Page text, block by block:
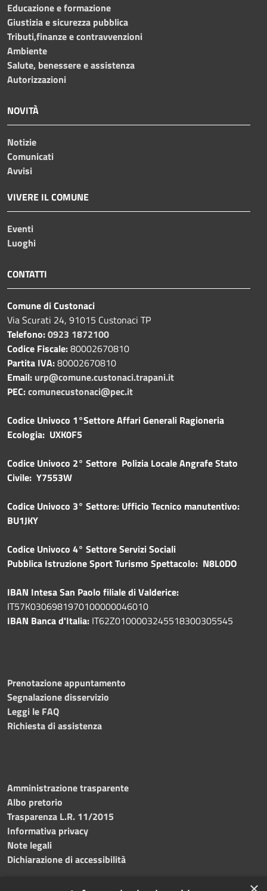
Educazione e formazione
Giustizia e sicurezza pubblica
Tributi,finanze e contravvenzioni
Ambiente
Salute, benessere e assistenza
Autorizzazioni
NOVITÀ
Notizie
Comunicati
Avvisi
VIVERE IL COMUNE
Eventi
Luoghi
CONTATTI
Comune di Custonaci
Via Scurati 24, 91015 Custonaci TP
Telefono:0923 1872100
Codice Fiscale:80002670810
Partita IVA:80002670810
Email: urp@comune.custonaci.trapani.it
PEC:comunecustonaci@pec.it
Codice Univoco 1°Settore Affari Generali Ragioneria
Ecologia: UXK0F5
Codice Univoco 2° Settore Polizia Locale Angrafe Stato
Civile: Y7553W
Codice Univoco 3° Settore: Ufficio Tecnico manutentivo:
BU1JKY
Codice Univoco 4° Settore Servizi Sociali
Pubblica Istruzione Sport Turismo Spettacolo: N8L0DO
IBAN Intesa San Paolo filiale di Valderice:
IT57K0306981970100000046010
IBAN Banca d'Italia: IT62Z0100003245518300305545
Prenotazione appuntamento
Segnalazione disservizio
Leggi le FAQ
Richiesta di assistenza
Amministrazione trasparente
Albo pretorio
Trasparenza L.R. 11/2015
Informativa privacy
Note legali
Dichiarazione di accessibilità